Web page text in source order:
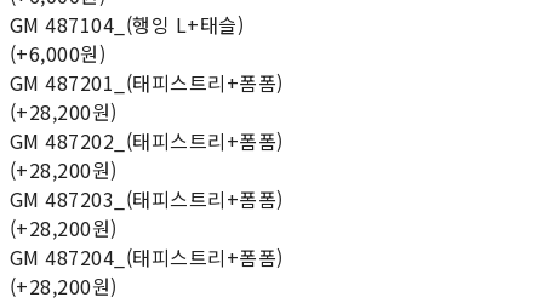
GM 487104_(행잉 L+태슬)
(+6,000원)
GM 487201_(태피스트리+폼폼)
(+28,200원)
GM 487202_(태피스트리+폼폼)
(+28,200원)
GM 487203_(태피스트리+폼폼)
(+28,200원)
GM 487204_(태피스트리+폼폼)
(+28,200원)